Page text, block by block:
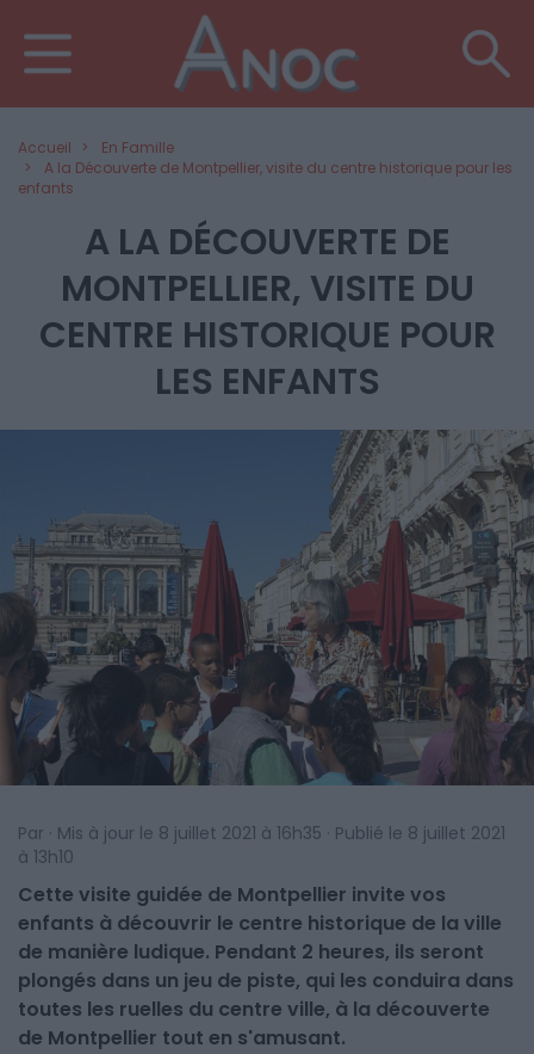
Accueil
En Famille
A la Découverte de Montpellier, visite du centre historique pour les
enfants
A LA DÉCOUVERTE DE
MONTPELLIER, VISITE DU
CENTRE HISTORIQUE POUR
LES ENFANTS
Par · Mis à jour le 8 juillet 2021 à 16h35 · Publié le 8 juillet 2021
à 13h10
Cette visite guidée de Montpellier invite vos
enfants à découvrir le centre historique de la ville
de manière ludique. Pendant 2 heures, ils seront
plongés dans un jeu de piste, qui les conduira dans
toutes les ruelles du centre ville, à la découverte
de Montpellier tout en s'amusant.